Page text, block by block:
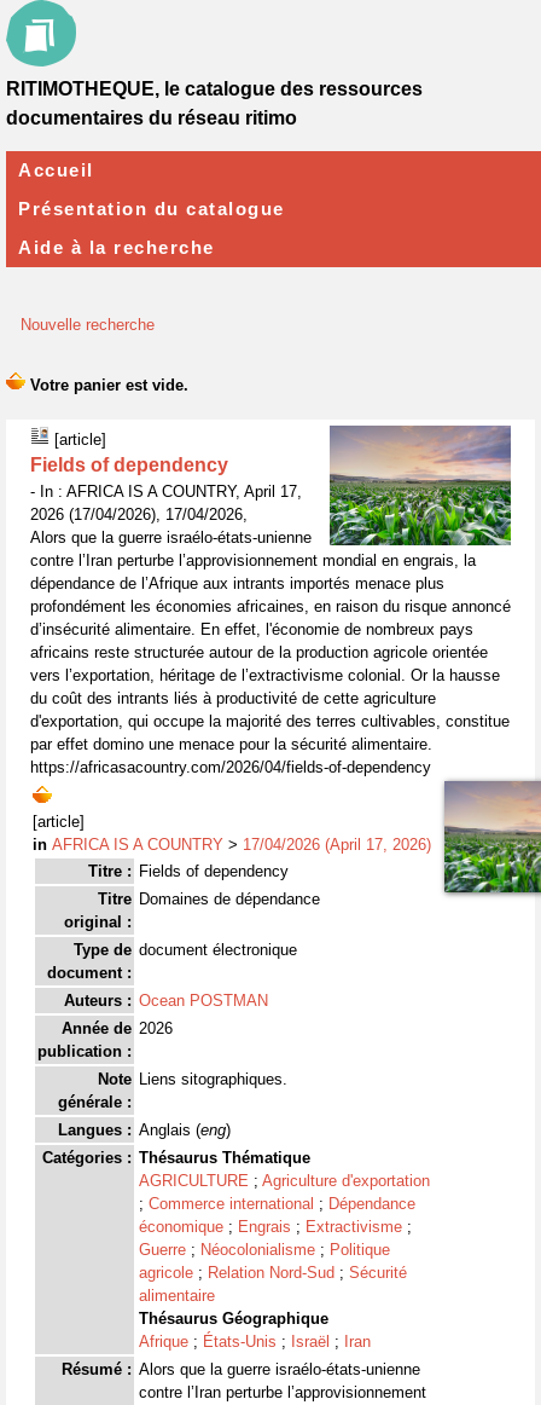
Nouvelle recherche
[article]
Fields of dependency
- In : AFRICA IS A COUNTRY, April 17,
2026 (17/04/2026), 17/04/2026,
Alors que la guerre israélo-états-unienne
contre l’Iran perturbe l’approvisionnement mondial en engrais, la
dépendance de l’Afrique aux intrants importés menace plus
profondément les économies africaines, en raison du risque annoncé
d’insécurité alimentaire. En effet, l'économie de nombreux pays
africains reste structurée autour de la production agricole orientée
vers l’exportation, héritage de l’extractivisme colonial. Or la hausse
du coût des intrants liés à productivité de cette agriculture
d'exportation, qui occupe la majorité des terres cultivables, constitue
par effet domino une menace pour la sécurité alimentaire.
https://africasacountry.com/2026/04/fields-of-dependency
[article]
in AFRICA IS A COUNTRY > 17/04/2026 (April 17, 2026)
Titre : Fields of dependency
Titre
original :
Domaines de dépendance
Type de
document :
document électronique
Auteurs : Ocean POSTMAN
Année de
publication :
2026
Note
générale :
Liens sitographiques.
Langues : Anglais (eng)
Catégories : Thésaurus Thématique
AGRICULTURE ; Agriculture d'exportation
; Commerce international ; Dépendance
économique ; Engrais ; Extractivisme ;
Guerre ; Néocolonialisme ; Politique
agricole ; Relation Nord-Sud ; Sécurité
alimentaire
Thésaurus Géographique
Afrique ; États-Unis ; Israël ; Iran
Résumé : Alors que la guerre israélo-états-unienne
contre l’Iran perturbe l’approvisionnement
RITIMOTHEQUE, le catalogue des ressources
documentaires du réseau ritimo
Accueil
Présentation du catalogue
Aide à la recherche